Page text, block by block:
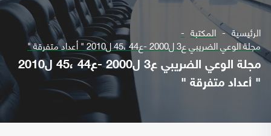
الرئيسية المكتبة
مجلة الوعي الضريبي ع3 ل2000 -ع44 ،45 ل2010 " أعداد متفرقة "
مجلة الوعي الضريبي ع3 ل2000 -ع44 ،45 ل2010
" أعداد متفرقة "